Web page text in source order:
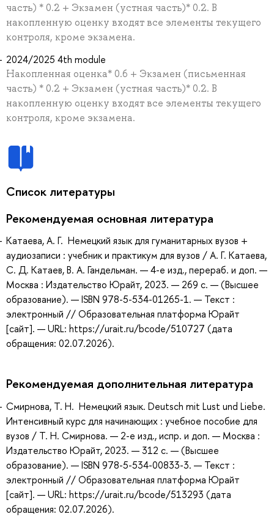
часть) * 0.2 + Экзамен (устная часть)* 0.2. В
накопленную оценку входят все элементы текущего
контроля, кроме экзамена.
2024/2025 4th module
Накопленная оценка* 0.6 + Экзамен (письменная
часть) * 0.2 + Экзамен (устная часть)* 0.2. В
накопленную оценку входят все элементы текущего
контроля, кроме экзамена.
Список литературы
Рекомендуемая основная литература
Катаева, А. Г. Немецкий язык для гуманитарных вузов +
аудиозаписи : учебник и практикум для вузов / А. Г. Катаева,
С. Д. Катаев, В. А. Гандельман. — 4-е изд., перераб. и доп. —
Москва : Издательство Юрайт, 2023. — 269 с. — (Высшее
образование). — ISBN 978-5-534-01265-1. — Текст :
электронный // Образовательная платформа Юрайт
[сайт]. — URL: https://urait.ru/bcode/510727 (дата
обращения: 02.07.2026).
Рекомендуемая дополнительная литература
Смирнова, Т. Н. Немецкий язык. Deutsch mit Lust und Liebe.
Интенсивный курс для начинающих : учебное пособие для
вузов / Т. Н. Смирнова. — 2-е изд., испр. и доп. — Москва :
Издательство Юрайт, 2023. — 312 с. — (Высшее
образование). — ISBN 978-5-534-00833-3. — Текст :
электронный // Образовательная платформа Юрайт
[сайт]. — URL: https://urait.ru/bcode/513293 (дата
обращения: 02.07.2026).